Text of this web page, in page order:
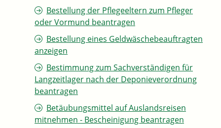
Bestellung der Pflegeeltern zum Pfleger
oder Vormund beantragen
Bestellung eines Geldwäschebeauftragten
anzeigen
Bestimmung zum Sachverständigen für
Langzeitlager nach der Deponieverordnung
beantragen
Betäubungsmittel auf Auslandsreisen
mitnehmen - Bescheinigung beantragen